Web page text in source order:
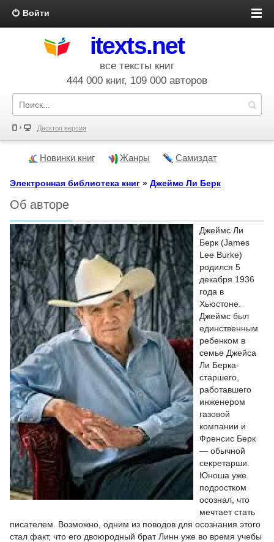
Войти
itexts.net
все тексты книг
444 000 книг, 109 000 авторов
Десктоп версия
Новинки книг Жанры Самиздат
Электронная библиотека книг » Джеймс Ли Берк
Об авторе
Джеймс Ли
Берк (James
Lee Burke)
родился 5
декабря 1936
года в
Хьюстоне.
Джеймс был
единственным
ребенком в
семье Джейса
Ли Берка-
старшего,
работавшего
инженером
газовой
компании и
Френсис Берк
— обычной
секретарши.
Юноша уже
подростком
осознал, что
мечтает стать
писателем. Возможно, одним из поводов для осознания этого
стал факт, что его двоюродный брат Линн уже во время учебы